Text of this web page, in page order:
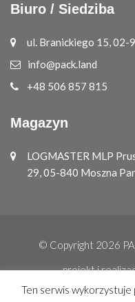
Biuro / Siedziba
ul. Branickiego 15, 02-
info@pack.land
+48 506 857 815
Magazyn
LOGMASTER MLP
29, 05-840 Moszna
© Copyright 2026
projekt i
Ten serwis wykorzystuje